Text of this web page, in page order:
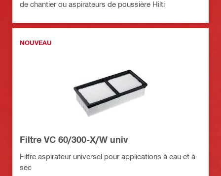
de chantier ou aspirateurs de poussière Hilti
NOUVEAU
Filtre VC 60/300-X/W univ
Filtre aspirateur universel pour applications à eau et à
sec